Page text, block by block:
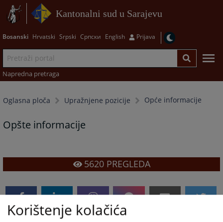
Kantonalni sud u Sarajevu
Bosanski Hrvatski Srpski Српски English Prijava
Napredna pretraga
Oglasna ploča Upražnjene pozicije Opće informacije
Opšte informacije
5620PREGLEDA
Korištenje kolačića